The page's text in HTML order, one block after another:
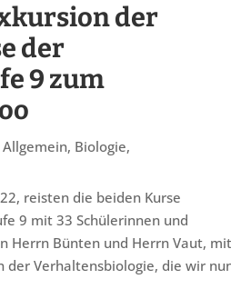
der
der
9 zum
Allgemein, Biologie,
reisten die beiden Kurse
9 mit 33 Schülerinnen und
Herrn Bünten und Herrn Vaut,
der Verhaltensbiologie, die wir